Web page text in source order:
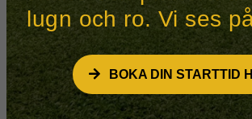
lugn och ro. Vi ses
BOKA DIN STARTTID